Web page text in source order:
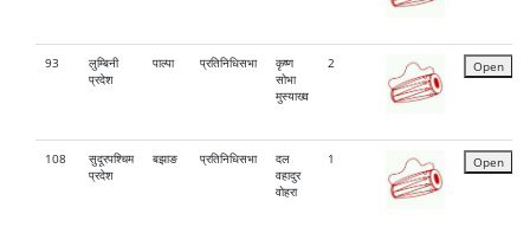
93
लुम्बिनी
प्रदेश
पाल्पा प्रतिनिधिसभा
कृष्ण
सोभा
मुस्याख्व
2 Open
108
सुदूरपश्चिम
प्रदेश
बझाङ प्रतिनिधिसभा
दल
वहादुर
वोहरा
1 Open